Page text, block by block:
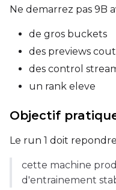
Ne demarrez pas 9B
de gros buckets
des previews
des control
un rank eleve
Objectif
Le run 1 doit
cette machine
d'entrainement